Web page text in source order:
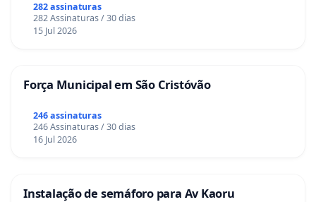
282 assinaturas
282 Assinaturas / 30 dias
15 Jul 2026
Força Municipal em São Cristóvão
246 assinaturas
246 Assinaturas / 30 dias
16 Jul 2026
Instalação de semáforo para Av Kaoru